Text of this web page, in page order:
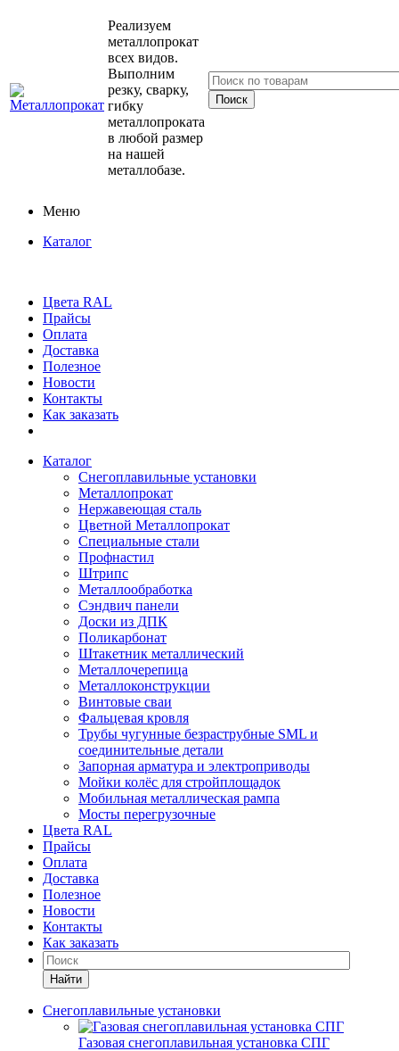
Реализуем
металлопрокат
всех видов.
Выполним
резку, сварку,
гибку
металлопроката
в любой размер
на нашей
металлобазе.
Меню
Каталог
Цвета RAL
Прайсы
Оплата
Доставка
Полезное
Новости
Контакты
Как заказать
Каталог
Снегоплавильные установки
Металлопрокат
Нержавеющая сталь
Цветной Металлопрокат
Специальные стали
Профнастил
Штрипс
Металлообработка
Сэндвич панели
Доски из ДПК
Поликарбонат
Штакетник металлический
Металлочерепица
Металлоконструкции
Винтовые сваи
Фальцевая кровля
Трубы чугунные безраструбные SML и
соединительные детали
Запорная арматура и электроприводы
Мойки колёс для стройплощадок
Мобильная металлическая рампа
Мосты перегрузочные
Цвета RAL
Прайсы
Оплата
Доставка
Полезное
Новости
Контакты
Как заказать
Найти
Снегоплавильные установки
Газовая снегоплавильная установка СПГ